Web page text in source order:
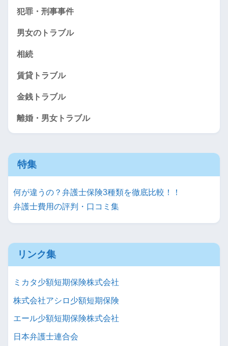
犯罪・刑事事件
男女のトラブル
相続
賃貸トラブル
金銭トラブル
離婚・男女トラブル
特集
何が違うの？弁護士保険3種類を徹底比較！！
弁護士費用の評判・口コミ集
リンク集
ミカタ少額短期保険株式会社
株式会社アシロ少額短期保険
エール少額短期保険株式会社
日本弁護士連合会